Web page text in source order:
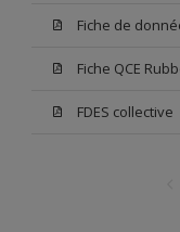
Fiche QCE
FDES collective